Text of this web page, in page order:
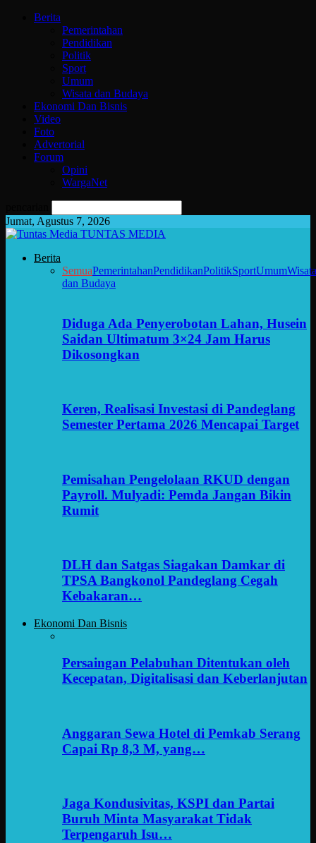
Berita
Pemerintahan
Pendidikan
Politik
Sport
Umum
Wisata dan Budaya
Ekonomi Dan Bisnis
Video
Foto
Advertorial
Forum
Opini
WargaNet
Jumat, Agustus 7, 2026
TUNTAS MEDIA
Berita
SemuaPemerintahanPendidikanPolitikSportUmumWisata
dan Budaya
Diduga Ada Penyerobotan Lahan, Husein
Saidan Ultimatum 3×24 Jam Harus
Dikosongkan
Keren, Realisasi Investasi di Pandeglang
Semester Pertama 2026 Mencapai Target
Pemisahan Pengelolaan RKUD dengan
Payroll. Mulyadi: Pemda Jangan Bikin
Rumit
DLH dan Satgas Siagakan Damkar di
TPSA Bangkonol Pandeglang Cegah
Kebakaran…
Ekonomi Dan Bisnis
Persaingan Pelabuhan Ditentukan oleh
Kecepatan, Digitalisasi dan Keberlanjutan
Anggaran Sewa Hotel di Pemkab Serang
Capai Rp 8,3 M, yang…
Jaga Kondusivitas, KSPI dan Partai
Buruh Minta Masyarakat Tidak
Terpengaruh Isu…